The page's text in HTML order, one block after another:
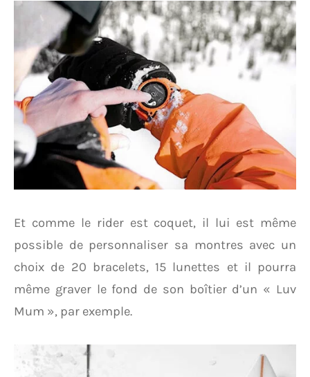
Et comme le rider est coquet, il lui est même
possible de personnaliser sa montres avec un
choix de 20 bracelets, 15 lunettes et il pourra
même graver le fond de son boîtier d’un « Luv
Mum », par exemple.